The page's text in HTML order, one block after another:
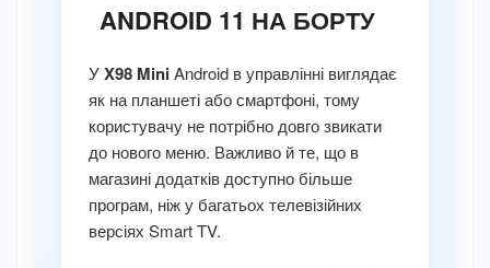
ANDROID 11 НА БОРТУ
УX98 MiniAndroid в управлінні виглядає
як на планшеті або смартфоні, тому
користувачу не потрібно довго звикати
до нового меню. Важливо й те, що в
магазині додатків доступно більше
програм, ніж у багатьох телевізійних
версіях Smart TV.